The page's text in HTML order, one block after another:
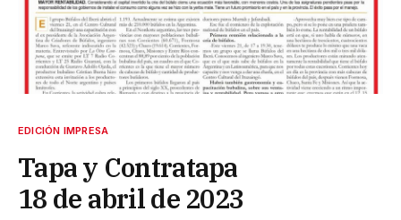
EDICIÓN IMPRESA
Tapa y Contratapa
18 de abril de 2023